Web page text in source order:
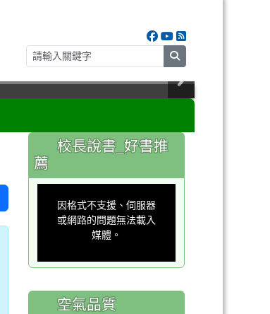
search
:::
校長說書_好書推
薦
window.
因格式不支援、伺服器
或網路的問題無法載入
媒體。
空氣品質